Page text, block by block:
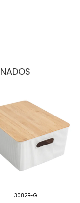
3082B-G